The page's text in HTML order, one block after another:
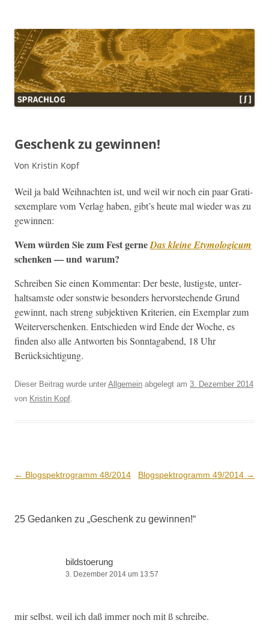
Geschenk zu gewinnen!
Von Kristin Kopf
Weil ja bald Wei­h­nacht­en ist, und weil wir noch ein paar Gra­ti­
sex­em­plare vom Ver­lag haben, gibt’s heute mal wieder was zu
gewinnen:
Wem wür­den Sie zum Fest gerneDas kleine Ety­mo­log­icum
schenken — und warum?
Schreiben Sie einen Kom­men­tar: Der beste, lustig­ste, unter­
halt­sam­ste oder sonst­wie beson­ders her­vorstechende Grund
gewin­nt, nach streng sub­jek­tiv­en Kri­te­rien, ein Exem­plar zum
Weit­er­ver­schenken. Entsch­ieden wird Ende der Woche, es
find­en also alle Antworten bis Son­ntagabend, 18 Uhr
Berücksichtigung.
Dieser Beitrag wurde unter Allgemein abgelegt am 3. Dezember 2014
von Kristin Kopf
Beitrags-
← Blogspektrogramm 48/2014 Blogspektrogramm 49/2014 →
25 Gedanken zu „Geschenk zu gewinnen!“
bildstoerung
3. Dezember 2014 um 13:57
mir selb­st. weil ich daß immer noch mit ß schreibe.